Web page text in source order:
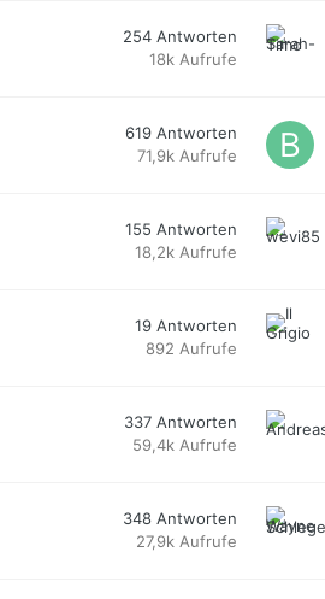
254 Antworten
18k Aufrufe
619 Antworten
71,9k Aufrufe
155 Antworten
18,2k Aufrufe
19 Antworten
892 Aufrufe
337 Antworten
59,4k Aufrufe
348 Antworten
27,9k Aufrufe